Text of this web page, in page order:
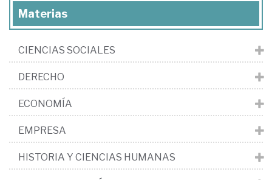
Materias
CIENCIAS SOCIALES
DERECHO
ECONOMÍA
EMPRESA
HISTORIA Y CIENCIAS HUMANAS